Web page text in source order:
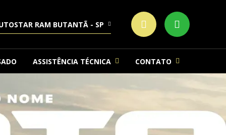
RAM BUTANTÃ - SP
ASSISTÊNCIA TÉCNICA CONTATO